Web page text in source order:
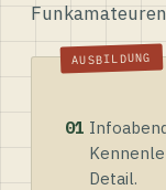
01
Detail.